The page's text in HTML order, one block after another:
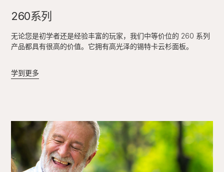
260系列
无论您是初学者还是经验丰富的玩家，我们中等价位的 260 系列
产品都具有很高的价值。它拥有高光泽的锡特卡云杉面板。
学到更多